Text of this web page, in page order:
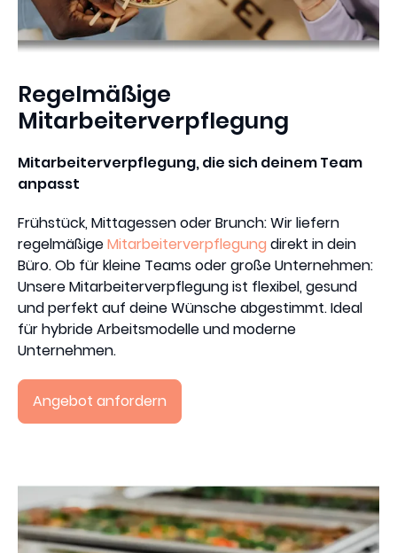
Regelmäßige
Mitarbeiterverpflegung
Mitarbeiterverpflegung, die sich deinem Team
anpasst
Frühstück, Mittagessen oder Brunch: Wir liefern
regelmäßigeMitarbeiterverpflegung direkt in dein
Büro. Ob für kleine Teams oder große Unternehmen:
Unsere Mitarbeiterverpflegung ist flexibel, gesund
und perfekt auf deine Wünsche abgestimmt. Ideal
für hybride Arbeitsmodelle und moderne
Unternehmen.
Angebot anfordern